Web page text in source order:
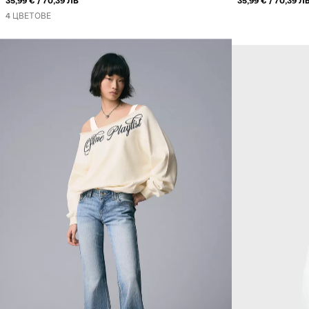
4 ЦВЕТОВЕ